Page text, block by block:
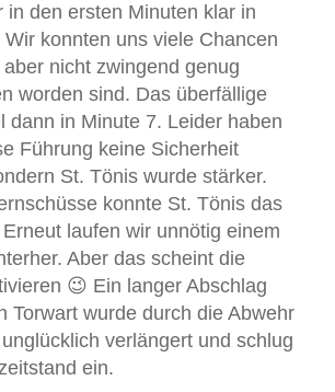
in den ersten Minuten klar in
konnten uns viele Chancen
nicht zwingend genug
worden sind. Das überfällige
dann in Minute 7. Leider haben
Führung keine Sicherheit
St. Tönis wurde stärker.
konnte St. Tönis das
laufen wir unnötig einem
Aber das scheint die
😉 Ein langer Abschlag
Torwart wurde durch die Abwehr
verlängert und schlug
ein.